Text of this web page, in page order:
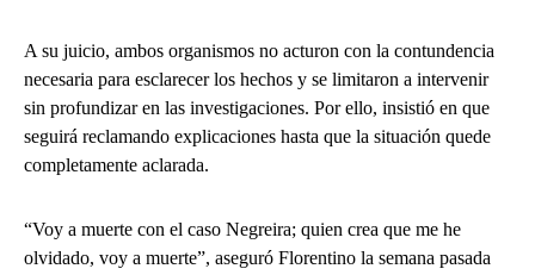
A su juicio, ambos organismos no acturon con la contundencia
necesaria para esclarecer los hechos y se limitaron a intervenir
sin profundizar en las investigaciones. Por ello, insistió en que
seguirá reclamando explicaciones hasta que la situación quede
completamente aclarada.
“Voy a muerte con el caso Negreira; quien crea que me he
olvidado, voy a muerte”, aseguró Florentino la semana pasada